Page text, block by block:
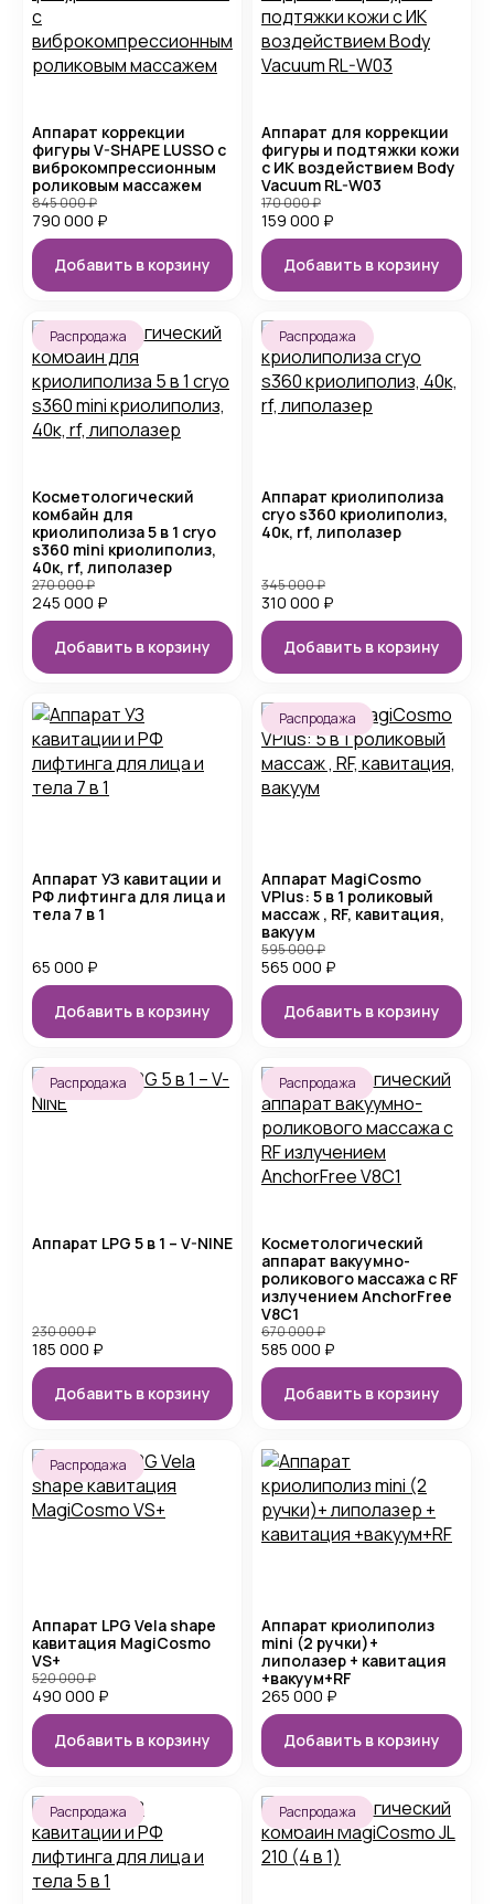
Аппарат коррекции
фигуры V-SHAPE LUSSO с
виброкомпрессионным
роликовым массажем
790 000 ₽
845 000₽
Добавить в корзину
Аппарат для коррекции
фигуры и подтяжки кожи
с ИК воздействием Body
Vacuum RL-W03
159 000 ₽
170 000₽
Добавить в корзину
Распродажа
Косметологический
комбайн для
криолиполиза 5 в 1 cryo
s360 mini криолиполиз,
40к, rf, липолазер
245 000 ₽
270 000₽
Добавить в корзину
Распродажа
Аппарат криолиполиза
cryo s360 криолиполиз,
40к, rf, липолазер
310 000 ₽
345 000₽
Добавить в корзину
Аппарат УЗ кавитации и
РФ лифтинга для лица и
тела 7 в 1
65 000 ₽
Добавить в корзину
Распродажа
Аппарат MagiCosmo
VPlus: 5 в 1 роликовый
массаж , RF, кавитация,
вакуум
565 000 ₽
595 000₽
Добавить в корзину
Распродажа
Аппарат LPG 5 в 1 – V-NINE
185 000 ₽
230 000₽
Добавить в корзину
Распродажа
Косметологический
аппарат вакуумно-
роликового массажа с RF
излучением AnchorFree
V8C1
585 000 ₽
670 000₽
Добавить в корзину
Распродажа
Аппарат LPG Vela shape
кавитация MagiCosmo
VS+
490 000 ₽
520 000₽
Добавить в корзину
Аппарат криолиполиз
mini (2 ручки)+
липолазер + кавитация
+вакуум+RF
265 000 ₽
Добавить в корзину
Распродажа Распродажа